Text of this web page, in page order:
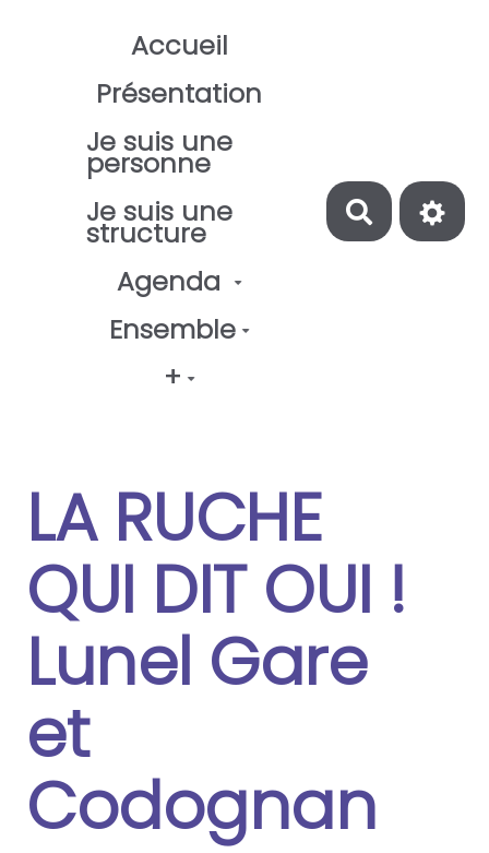
Aller au contenu principal
Accueil
Présentation
Je suis une
personne
Je suis une
structure
Agenda
Ensemble
+
LA RUCHE
QUI DIT OUI !
Lunel Gare
et
Codognan